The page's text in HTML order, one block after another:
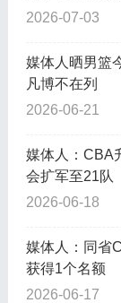
2026-07-03
媒体人晒男篮
凡博不在列
2026-06-21
媒体人：CBA
会扩军至21队
2026-06-18
媒体人：同省
获得1个名额
2026-06-17